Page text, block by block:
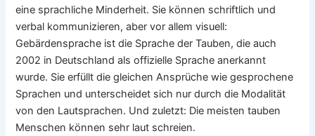
eine sprachliche Minderheit. Sie können schriftlich und
verbal kommunizieren, aber vor allem visuell:
Gebärdensprache ist die Sprache der Tauben, die auch
2002 in Deutschland als offizielle Sprache anerkannt
wurde. Sie erfüllt die gleichen Ansprüche wie gesprochene
Sprachen und unterscheidet sich nur durch die Modalität
von den Lautsprachen. Und zuletzt: Die meisten tauben
Menschen können sehr laut schreien.